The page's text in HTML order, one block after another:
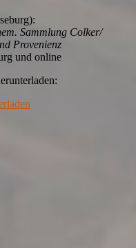
Sammlung Colker/
Provenienz
und online